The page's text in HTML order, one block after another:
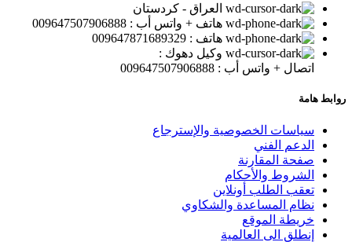
العراق - كردستان
هاتف + واتس أب : 009647507906888
هاتف : 009647871689329
وكيل دهوك :
اتصال + واتس أب : 009647507906888
روابط هامة
سياسات الخصوصية والإسترجاع
الدعم الفني
صفحة المقارنة
الشروط والأحكام
تعقب الطلب أونلاين
نظام المساعدة والشكاوي
خريطة الموقع
إنطلق الى العالمية